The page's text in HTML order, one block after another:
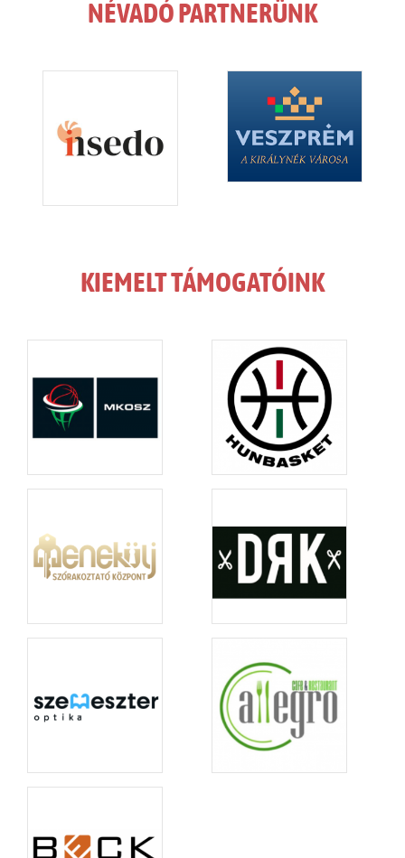
NÉVADÓ PARTNERÜNK
KIEMELT TÁMOGATÓINK